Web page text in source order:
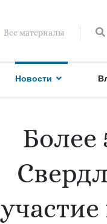
Все материалы
Новости
Более